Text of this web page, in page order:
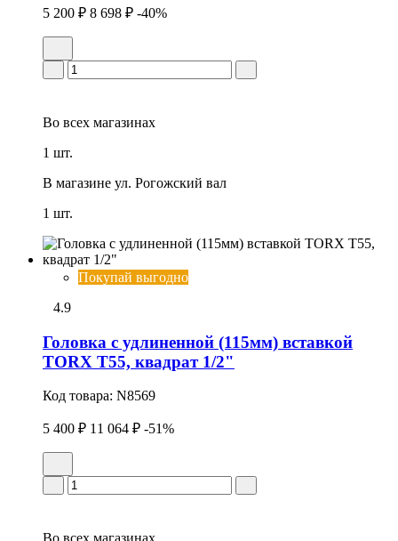
5 200 ₽ 8 698 ₽ -40%
Во всех магазинах
1 шт.
В магазине ул. Рогожский вал
1 шт.
Покупай выгодно
4.9
Головка с удлиненной (115мм) вставкой
TORX T55, квадрат 1/2"
Код товара: N8569
5 400 ₽ 11 064 ₽ -51%